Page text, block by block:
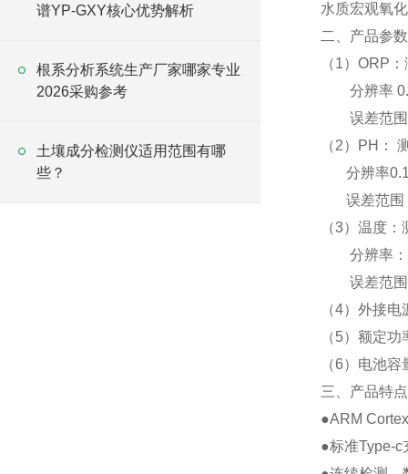
水质宏观氧
二、产品参数
（1）ORP
分辨率
误差范围
（2）PH：
分辨率
误差范围
（3）温度
分辨率：
误差范围
（4）外接
（5）额定功
（6）电池
三、产品特点
●ARM
●标准Type-c
谱YP-GXY核心优势解析
根系分析系统生产厂家哪家专业
2026采购参考
土壤成分检测仪适用范围有哪
些？